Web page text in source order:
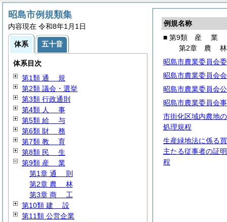
例規名称
■ 第9類 産 業
第2章 農林
昭島市農業委員会
昭島市農業委員会
昭島市農業委員会
昭島市農業委員会
市街化区域内農地
処理規程
生産緑地法に係る
主たる従事者の証
程
昭島市例規類集
内容現在 令和8年1月1日
体系 五十音
体系目次
第1類 通 規
第2類 議会・選挙
第3類 行政通則
第4類 人 事
第5類 給 与
第6類 財 務
第7類 教 育
第8類 民 生
第9類 産 業
第1章 通 則
第2章 農 林
第3章 商 工
第10類 建 設
第11類 公営企業